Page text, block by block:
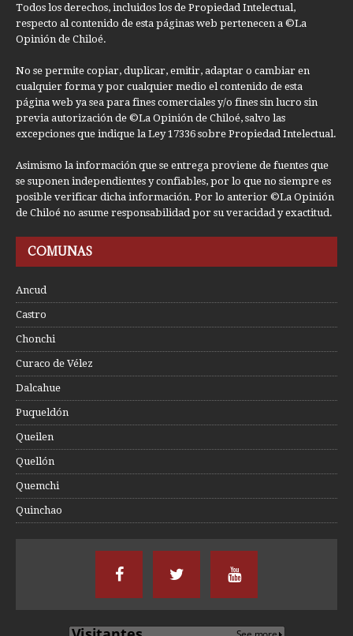
Todos los derechos, incluidos los de Propiedad Intelectual,
respecto al contenido de esta páginas web pertenecen a ©La
Opinión de Chiloé.
No se permite copiar, duplicar, emitir, adaptar o cambiar en
cualquier forma y por cualquier medio el contenido de esta
página web ya sea para fines comerciales y/o fines sin lucro sin
previa autorización de ©La Opinión de Chiloé, salvo las
excepciones que indique la Ley 17336 sobre Propiedad Intelectual.
Asimismo la información que se entrega proviene de fuentes que
se suponen independientes y confiables, por lo que no siempre es
posible verificar dicha información. Por lo anterior ©La Opinión
de Chiloé no asume responsabilidad por su veracidad y exactitud.
COMUNAS
Ancud
Castro
Chonchi
Curaco de Vélez
Dalcahue
Puqueldón
Queilen
Quellón
Quemchi
Quinchao